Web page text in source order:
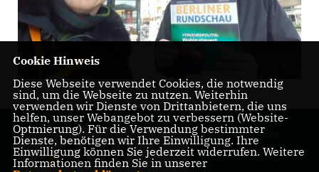
Internetseite der
CDU Friedenau
Cookie Hinweis
Diese Webseite verwendet Cookies, die notwendig
sind, um die Webseite zu nutzen. Weiterhin
verwenden wir Dienste von Drittanbietern, die uns
helfen, unser Webangebot zu verbessern (Website-
Optmierung). Für die Verwendung bestimmter
Dienste, benötigen wir Ihre Einwilligung. Ihre
Einwilligung können Sie jederzeit widerrufen. Weitere
Informationen finden Sie in unserer